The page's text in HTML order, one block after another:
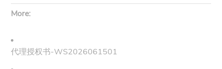
More:
代理授权书-WS2026061501